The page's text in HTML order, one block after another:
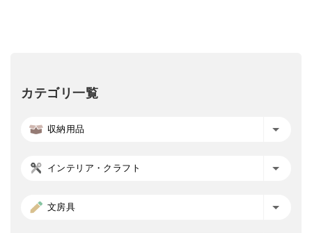
カテゴリ一覧
収納用品
インテリア・クラフト
文房具